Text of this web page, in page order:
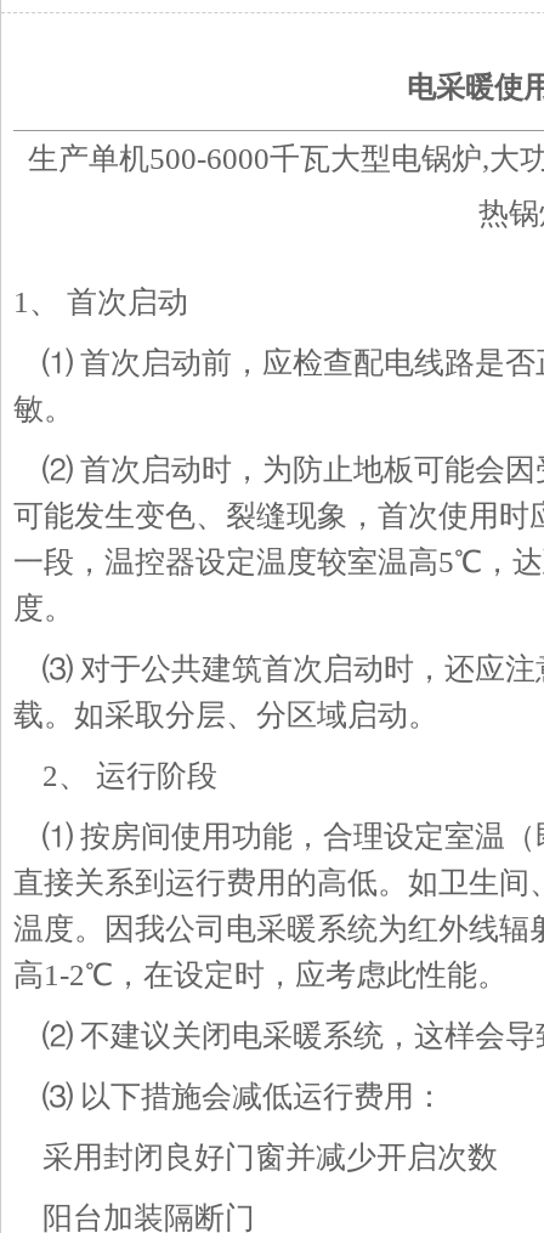
电采暖使
生产单机500-6000千瓦大型电锅炉,大
热
1、 首次启动
⑴ 首次启动前，应检查配电线路是否
敏。
⑵ 首次启动时，为防止地板可能会因
可能发生变色、裂缝现象，首次使用
一段，温控器设定温度较室温高5℃，
度。
⑶ 对于公共建筑首次启动时，还应注
载。如采取分层、分区域启动。
2、 运行阶段
⑴ 按房间使用功能，合理设定室温（
直接关系到运行费用的高低。如卫生
温度。因我公司电采暖系统为红外线
高1-2℃，在设定时，应考虑此性能。
⑵ 不建议关闭电采暖系统，这样会导
⑶ 以下措施会减低运行费用：
采用封闭良好门窗并减少开启次数
阳台加装隔断门